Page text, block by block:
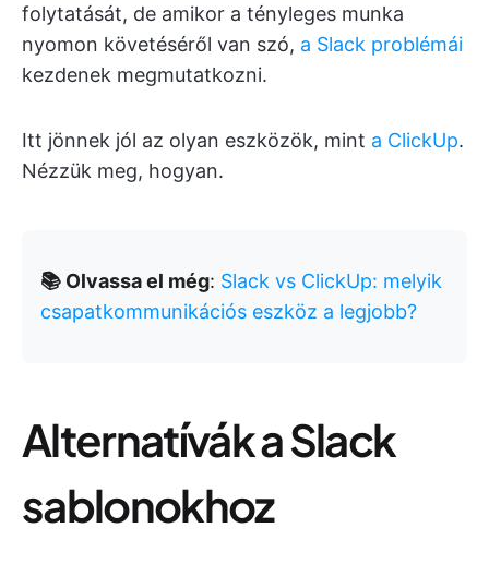
folytatását, de amikor a tényleges munka
nyomon követéséről van szó, a Slack problémái
kezdenek megmutatkozni.
Itt jönnek jól az olyan eszközök, mint a ClickUp.
Nézzük meg, hogyan.
📚 Olvassa el még: Slack vs ClickUp: melyik
csapatkommunikációs eszköz a legjobb?
Alternatívák a Slack
sablonokhoz